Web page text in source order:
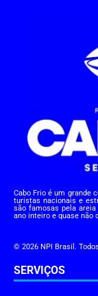
Cabo Frio é um grande
turistas nacionais e
são famosas pela
ano inteiro e quase não
© 2026 NPI Brasil.
SERVIÇOS